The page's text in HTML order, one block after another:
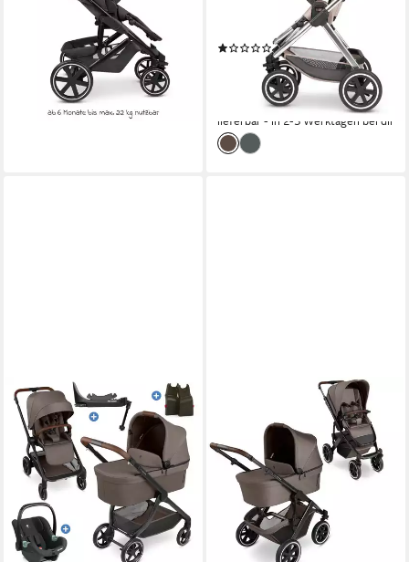
Set mit Babywanne,
Babyschale Tulip & Sportsitz
599,90 €
17,42 €mtl. in 48 Raten
lieferbar - in 2-3 Werktagen bei dir
mit Sportsitz, Liegeposition,
höhenverstellbarer Schieber
(1)
549,00 € UVP 649,90 €
mtl. in 48 Raten
lieferbar - in 2-3 Werktagen bei dir